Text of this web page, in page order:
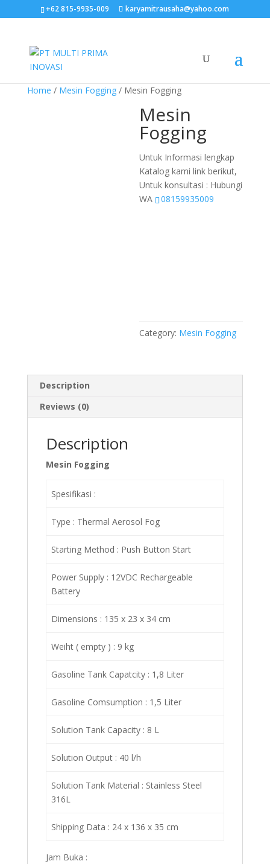
+62 815-9935-009 karyamitrausaha@yahoo.com
Home / Mesin Fogging/ Mesin Fogging
Mesin
Fogging
Untuk Informasi lengkap
Katalog kami link berikut,
Untuk konsultasi : Hubungi
WA
08159935009
Category: Mesin Fogging
Description
Reviews (0)
Description
Mesin Fogging
Spesifikasi :
Type : Thermal Aerosol Fog
Starting Method : Push Button Start
Power Supply : 12VDC Rechargeable
Battery
Dimensions : 135 x 23 x 34 cm
Weiht ( empty ) : 9 kg
Gasoline Tank Capatcity : 1,8 Liter
Gasoline Comsumption : 1,5 Liter
Solution Tank Capacity : 8 L
Solution Output : 40 l/h
Solution Tank Material : Stainless Steel
316L
Shipping Data : 24 x 136 x 35 cm
Jam Buka :